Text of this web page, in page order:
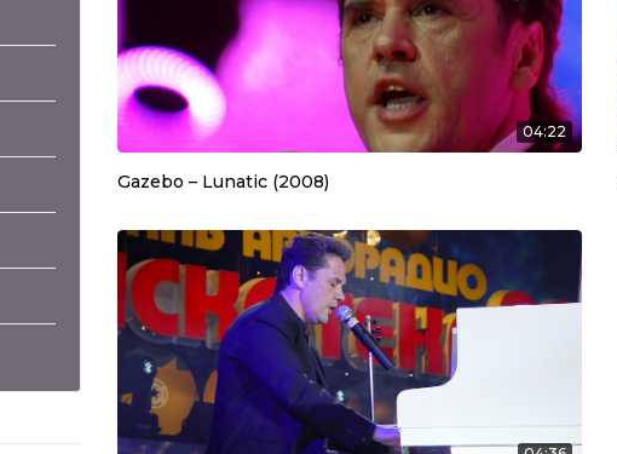
04:22
Gazebo – Lunatic (2008)